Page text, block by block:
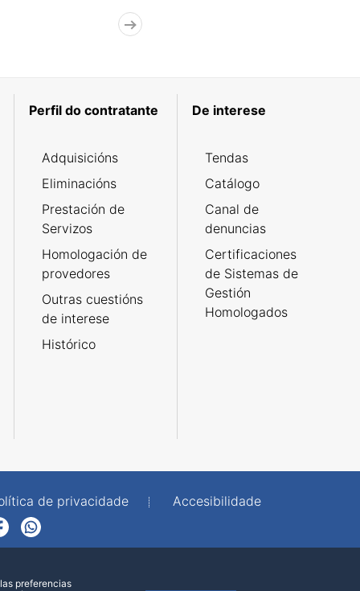
Perfil do contratante
Adquisicións
Eliminacións
Prestación de
Servizos
Homologación de
provedores
Outras cuestións
de interese
Histórico
De interese
Tendas
Catálogo
Canal de
denuncias
Certificaciones
de Sistemas de
Gestión
Homologados
de privacidade
Accesibilidade
preferencias